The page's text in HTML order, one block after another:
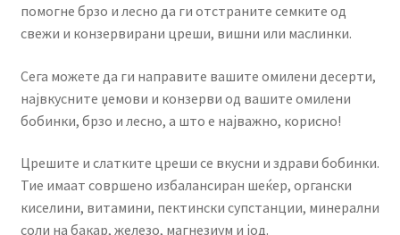
помогне брзо и лесно да ги отстраните семките од
свежи и конзервирани цреши, вишни или маслинки.
Сега можете да ги направите вашите омилени десерти,
највкусните џемови и конзерви од вашите омилени
бобинки, брзо и лесно, а што е најважно, корисно!
Црешите и слатките цреши се вкусни и здрави бобинки.
Тие имаат совршено избалансиран шеќер, органски
киселини, витамини, пектински супстанции, минерални
соли на бакар, железо, магнезиум и јод.